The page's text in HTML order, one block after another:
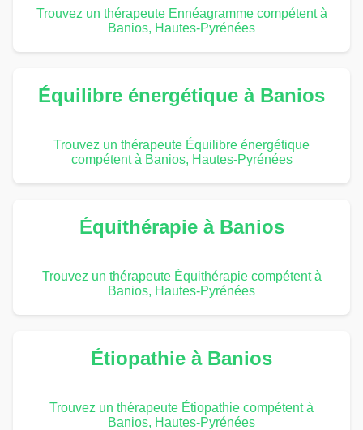
Trouvez un thérapeute Ennéagramme compétent à
Banios, Hautes-Pyrénées
Équilibre énergétique à Banios
Trouvez un thérapeute Équilibre énergétique
compétent à Banios, Hautes-Pyrénées
Équithérapie à Banios
Trouvez un thérapeute Équithérapie compétent à
Banios, Hautes-Pyrénées
Étiopathie à Banios
Trouvez un thérapeute Étiopathie compétent à
Banios, Hautes-Pyrénées